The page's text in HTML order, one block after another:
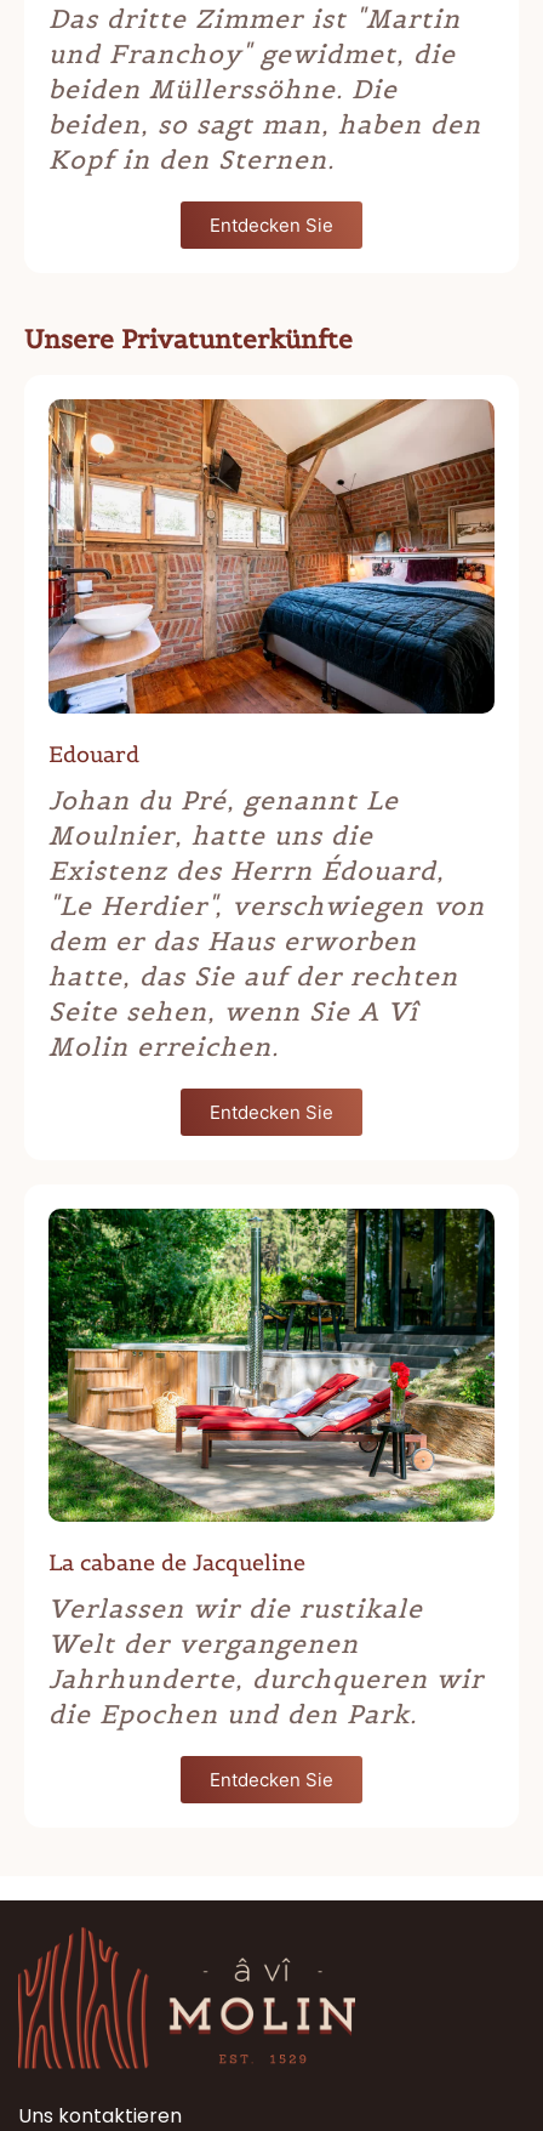
Das dritte Zimmer ist "Martin
und Franchoy" gewidmet, die
beiden Müllerssöhne. Die
beiden, so sagt man, haben den
Kopf in den Sternen.
Entdecken Sie
Unsere Privatunterkünfte
Edouard
Johan du Pré, genannt Le
Moulnier, hatte uns die
Existenz des Herrn Édouard,
"Le Herdier", verschwiegen von
dem er das Haus erworben
hatte, das Sie auf der rechten
Seite sehen, wenn Sie A Vî
Molin erreichen.
Entdecken Sie
La cabane de Jacqueline
Verlassen wir die rustikale
Welt der vergangenen
Jahrhunderte, durchqueren wir
die Epochen und den Park.
Entdecken Sie
Uns kontaktieren